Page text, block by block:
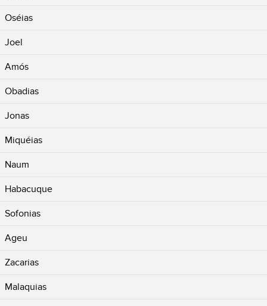
Oséias
Joel
Amós
Obadias
Jonas
Miquéias
Naum
Habacuque
Sofonias
Ageu
Zacarias
Malaquias